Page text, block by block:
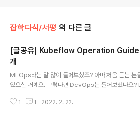
잡학다식/서평 의 다른 글
[글공유] Kubeflow Operation Guide
개
MLOps라는 말 많이 들어보셨죠? 아마 처음 듣는 분
있으실 거예요. 그렇다면 DevOps는 들어보셨나요?
ps는 MachineLearning과 운영의 합성어 입니다. 인
1 1 2022. 2. 22.